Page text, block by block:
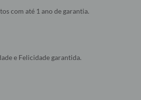
com até 1 ano de garantia.
e Felicidade garantida.